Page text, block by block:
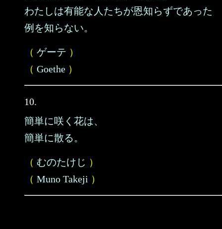
わたしは有能な人たちが恩知らずであった
例を知らない。
（ ゲーテ ）
（ Goethe ）
10.
簡単に咲く花は、
簡単に散る。
（ むのたけじ ）
（ Muno Takeji ）